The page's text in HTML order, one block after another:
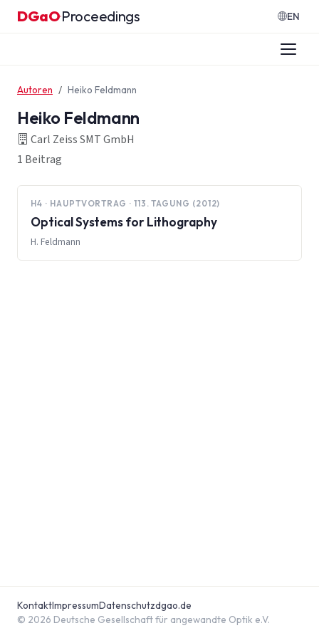
Zum Inhalt springen
DGaO·Proceedings EN
Autoren Heiko Feldmann
Heiko Feldmann
Carl Zeiss SMT GmbH
1 Beitrag
H4 · HAUPTVORTRAG · 113. TAGUNG (2012)
Optical Systems for Lithography
H. Feldmann
© 2026 Deutsche Gesellschaft für angewandte Optik e.V.
KontaktImpressumDatenschutzdgao.de